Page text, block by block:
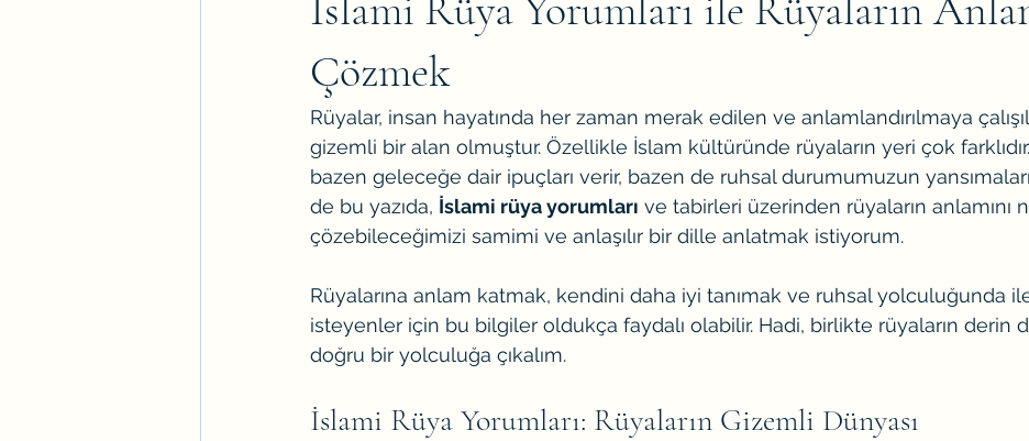
Çözmek
Rüyalar, insan hayatında her zaman merak edilen ve anlamlandırılmaya
gizemli bir alan olmuştur. Özellikle İslam kültüründe rüyaların yeri çok
bazen geleceğe dair ipuçları verir, bazen de ruhsal durumumuzun
de bu yazıda, İslami rüya yorumları ve tabirleri üzerinden rüyaların anlamını
çözebileceğimizi samimi ve anlaşılır bir dille anlatmak istiyorum.
Rüyalarına anlam katmak, kendini daha iyi tanımak ve ruhsal yolculuğunda
isteyenler için bu bilgiler oldukça faydalı olabilir. Hadi, birlikte rüyaların derin
doğru bir yolculuğa çıkalım.
İslami Rüya Yorumları: Rüyaların Gizemli Dünyası